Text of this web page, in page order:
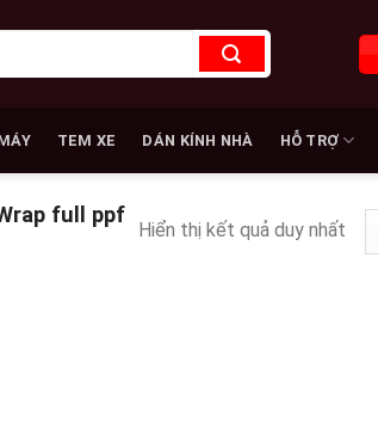
TEM XE DÁN KÍNH NHÀ HỖ TRỢ
full ppf
Hiển thị kết quả duy nhất